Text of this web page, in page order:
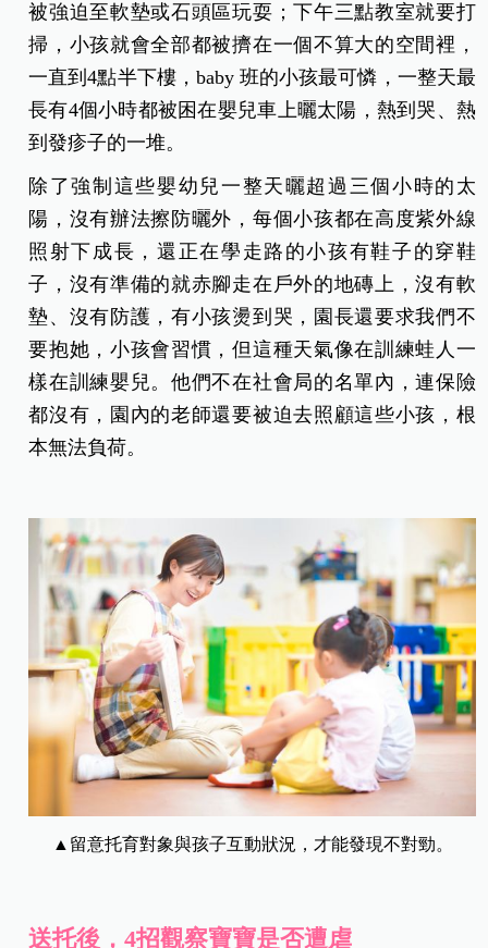
被強迫至軟墊或石頭區玩耍；下午三點教室就要打
掃，小孩就會全部都被擠在一個不算大的空間裡，
一直到4點半下樓，baby 班的小孩最可憐，一整天最
長有4個小時都被困在嬰兒車上曬太陽，熱到哭、熱
到發疹子的一堆。
除了強制這些嬰幼兒一整天曬超過三個小時的太
陽，沒有辦法擦防曬外，每個小孩都在高度紫外線
照射下成長，還正在學走路的小孩有鞋子的穿鞋
子，沒有準備的就赤腳走在戶外的地磚上，沒有軟
墊、沒有防護，有小孩燙到哭，園長還要求我們不
要抱她，小孩會習慣，但這種天氣像在訓練蛙人一
樣在訓練嬰兒。他們不在社會局的名單內，連保險
都沒有，園內的老師還要被迫去照顧這些小孩，根
本無法負荷。
▲留意托育對象與孩子互動狀況，才能發現不對勁。
送托後，4招觀察寶寶是否遭虐